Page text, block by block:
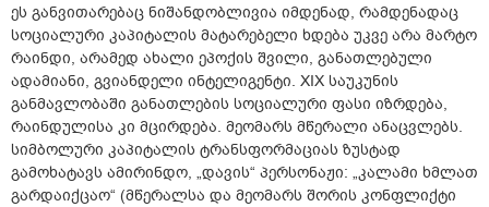
ეს განვითარებაც ნიშანდობლივია იმდენად, რამდენადაც
სოციალური კაპიტალის მატარებელი ხდება უკვე არა მარტო
რაინდი, არამედ ახალი ეპოქის შვილი, განათლებული
ადამიანი, გვიანდელი ინტელიგენტი. XIX საუკუნის
განმავლობაში განათლების სოციალური ფასი იზრდება,
რაინდულისა კი მცირდება. მეომარს მწერალი ანაცვლებს.
სიმბოლური კაპიტალის ტრანსფორმაციას ზუსტად
გამოხატავს ამირინდო, „დავის“ პერსონაჟი: „კალამი ხმლათ
გარდაიქცაო“ (მწერალსა და მეომარს შორის კონფლიქტი